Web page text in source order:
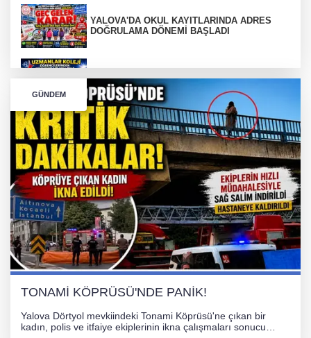
YALOVA'DA OKUL KAYITLARINDA ADRES
DOĞRULAMA DÖNEMİ BAŞLADI
Başarı
Tırın kupası dorseden ayrıldı
Bursa’da Orhangazi Tüneli’nde feci kaza:
İHRACAT REKORU VAR, PEKİ EMEĞİN
KARŞILIĞI NEREDE?
GÜNDEM
TONAMİ KÖPRÜSÜ'NDE PANİK!
Yalova Dörtyol mevkiindeki Tonami Köprüsü'ne çıkan bir
kadın, polis ve itfaiye ekiplerinin ikna çalışmaları sonucu